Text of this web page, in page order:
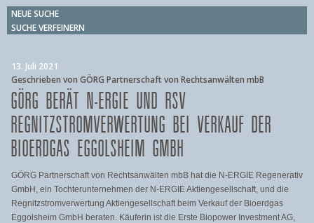
NEUE SUCHE
SUCHE VERFEINERN
13. Juli 2021
Geschrieben von GÖRG Partnerschaft von Rechtsanwälten mbB
GÖRG BERÄT N-ERGIE UND RSV
REGNITZSTROMVERWERTUNG BEI VERKAUF DER
BIOERDGAS EGGOLSHEIM GMBH
GÖRG Partnerschaft von Rechtsanwälten mbB hat die N-ERGIE Regenerativ
GmbH, ein Tochterunternehmen der N‑ERGIE Aktiengesellschaft, und die
Regnitzstromverwertung Aktiengesellschaft beim Verkauf der Bioerdgas
Eggolsheim GmbH beraten. Käuferin ist die Erste Biopower Investment AG,